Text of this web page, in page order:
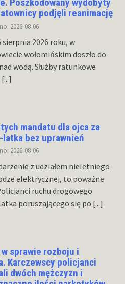
podjęli reanimację
2026-08-06
sierpnia 2026 roku, w
wołomińskim doszło do
wodą. Służby ratunkowe
[...]
mandatu dla ojca za
latka bez uprawnień
2026-08-06
z udziałem nieletniego
elektrycznej, to poważne
ruchu drogowego
poruszającego się po [...]
w sprawie rozboju i
Karczewscy policjanci
dwóch mężczyzn i